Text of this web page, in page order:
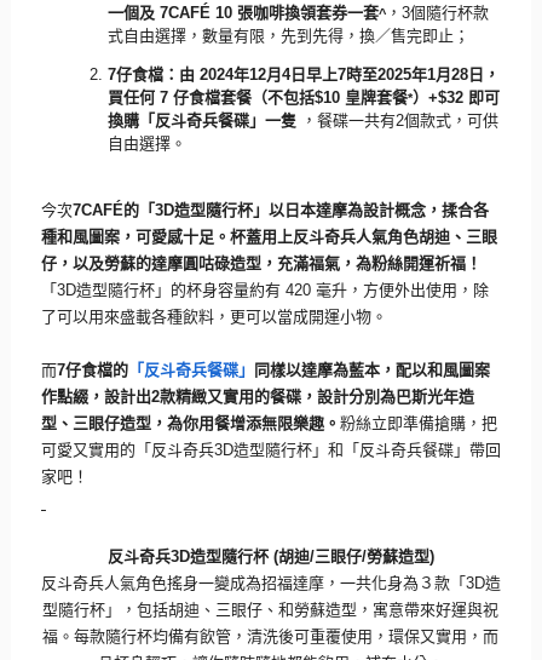
一個及7CAFÉ 10 張咖啡換領套券一套^， 3個隨行杯款
式自由選擇，數量有限， 先到先得，換／售完即止；
7仔食檔：由 2024年12月 4日早上7時至2025年1月 28日，
買任何 7 仔食檔套餐（不包括$10 皇牌套餐*） +$32 即可
換購「反斗奇兵餐碟」一隻 ，餐碟一共有2個款式，可供
自由選擇。
今次7CAFÉ的「 3D造型隨行杯」以日本達摩為設計概念， 揉合各
種和風圖案，可愛感十足。杯蓋用上反斗奇兵人氣角色胡迪、 三眼
仔，以及勞蘇的達摩圓咕碌造型，充滿福氣，為粉絲開運祈福！
「 3D造型隨行杯」的杯身容量約有420 毫升，方便外出使用，除
了可以用來盛載各種飲料， 更可以當成開運小物。
而7仔食檔的「反斗奇兵餐碟」 同樣以達摩為藍本， 配以和風圖案
作點綴，設計出2款精緻又實用的餐碟， 設計分別為巴斯光年造
型、三眼仔造型，為你用餐增添無限樂趣。 粉絲立即準備搶購，把
可愛又實用的「反斗奇兵3D造型隨行杯」和「 反斗奇兵餐碟」帶回
家吧！
反斗奇兵3D造型隨行杯 (胡迪/三眼仔/勞蘇造型)
反斗奇兵人氣角色搖身一變成為招福達摩， 一共化身為３款「 3D造
型隨行杯」，包括胡迪、三眼仔、和勞蘇造型， 寓意帶來好運與祝
福 。每款隨行杯均備有飲管，清洗後可重覆使用，環保又實用，而